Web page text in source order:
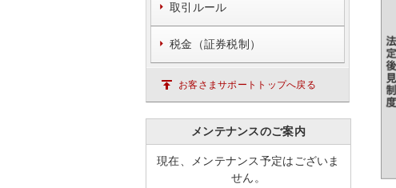
取引ルール
税金（証券税制）
お客さまサポートトップへ戻る
メンテナンスのご案内
現在、メンテナンス予定はございま
せん。